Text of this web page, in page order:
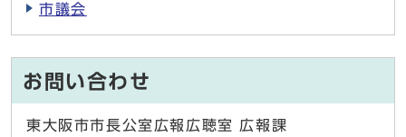
市議会
お問い合わせ
東大阪市市長公室広報広聴室 広報課